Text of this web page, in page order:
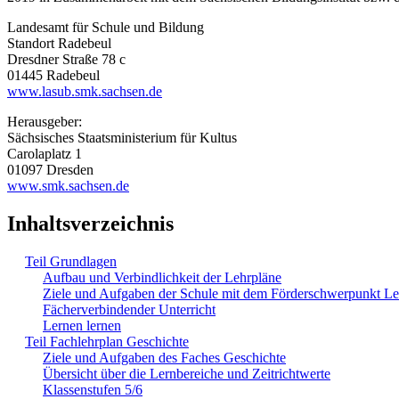
Landesamt für Schule und Bildung
Standort Radebeul
Dresdner Straße 78 c
01445 Radebeul
www.lasub.smk.sachsen.de
Herausgeber:
Sächsisches Staatsministerium für Kultus
Carolaplatz 1
01097 Dresden
www.smk.sachsen.de
Inhaltsverzeichnis
Teil Grundlagen
Aufbau und Verbindlichkeit der Lehrpläne
Ziele und Aufgaben der Schule mit dem Förderschwerpunkt
Fächerverbindender Unterricht
Lernen lernen
Teil Fachlehrplan Geschichte
Ziele und Aufgaben des Faches Geschichte
Übersicht über die Lernbereiche und Zeitrichtwerte
Klassenstufen 5/6